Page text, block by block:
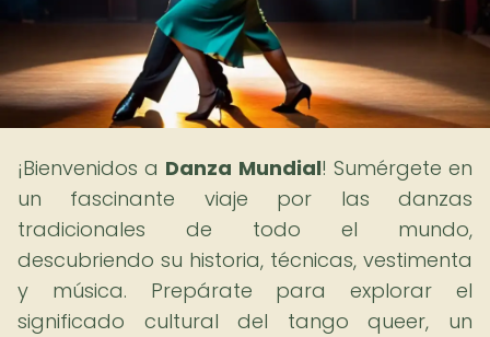
¡Bienvenidos a Danza Mundial! Sumérgete en
un fascinante viaje por las danzas
tradicionales de todo el mundo,
descubriendo su historia, técnicas, vestimenta
y música. Prepárate para explorar el
significado cultural del tango queer, un